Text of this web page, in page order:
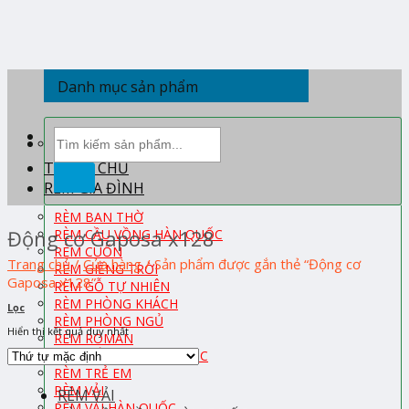
TRANG CHỦ
RÈM GIA ĐÌNH
RÈM BAN THỜ
RÈM CẦU VỒNG HÀN QUỐC
RÈM CUỐN
RÈM GIẾNG TRỜI
RÈM GỖ TỰ NHIÊN
RÈM PHÒNG KHÁCH
RÈM PHÒNG NGỦ
RÈM ROMAN
RÈM TỔ ONG HÀN QUỐC
RÈM TRẺ EM
RÈM VẢI
Danh mục sản phẩm
kiếm:
Động cơ Gaposa x128
Trang chủ / Cửa hàng /Sản phẩm được gắn thẻ “Động cơ
Gaposa x128”
Lọc
Hiển thị kết quả duy nhất
RÈM VẢI